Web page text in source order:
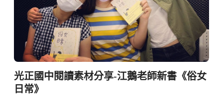
光正國中閱讀素材分享-江鵝老師新書《俗女
日常》